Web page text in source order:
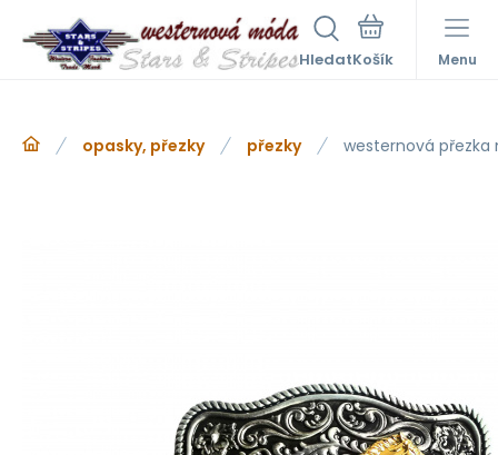
Hledat Menu
opasky, přezky přezky westernová přezka